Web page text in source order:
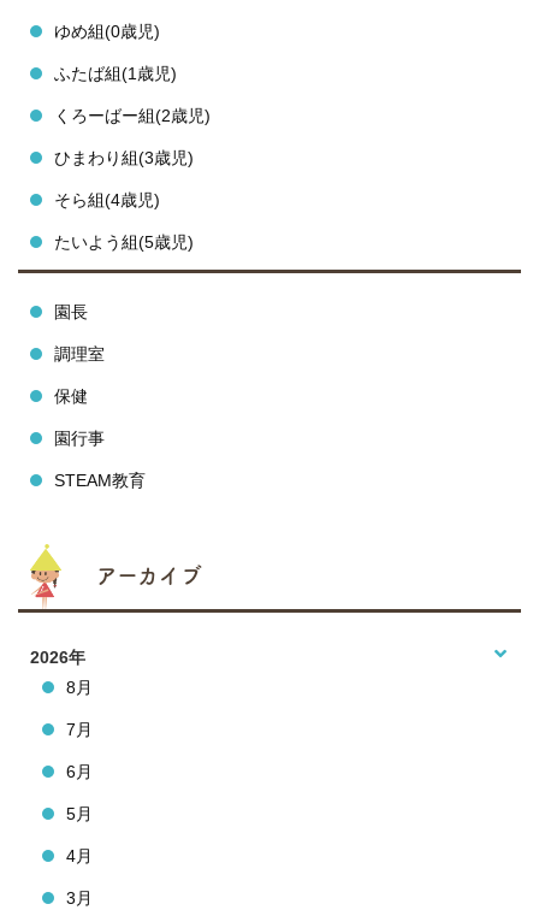
ゆめ組(0歳児)
ふたば組(1歳児)
くろーばー組(2歳児)
ひまわり組(3歳児)
そら組(4歳児)
たいよう組(5歳児)
園長
調理室
保健
園行事
STEAM教育
アーカイブ
2026年
8月
7月
6月
5月
4月
3月